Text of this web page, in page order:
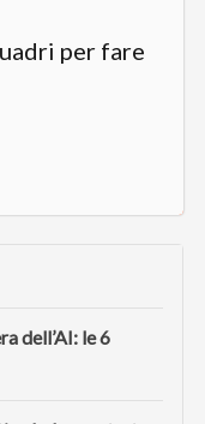
per fare
dell’AI: le 6